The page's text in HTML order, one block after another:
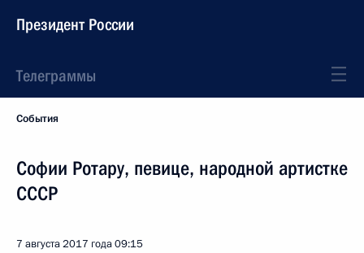
Президент России
Телеграммы
События
Софии Ротару, певице, народной артистке
СССР
7 августа 2017 года09:15